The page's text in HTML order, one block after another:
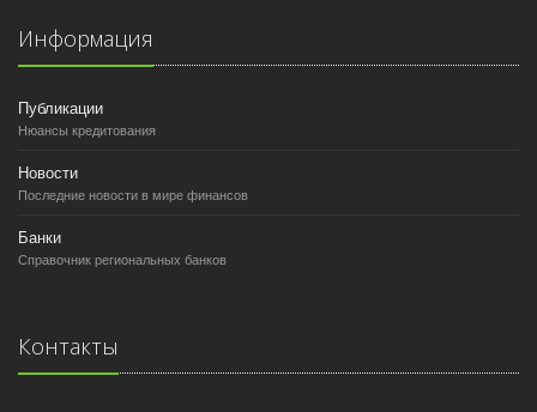
Информация
Публикации
Нюансы кредитования
Новости
Последние новости в мире финансов
Банки
Справочник региональных банков
Контакты